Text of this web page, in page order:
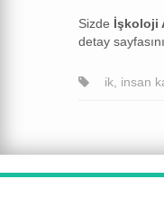
Sizde İşkoloji
detay
ik insan